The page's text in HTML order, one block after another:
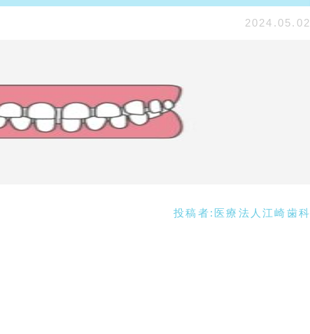
2024.05.02
投稿者: 医療法人江崎歯科